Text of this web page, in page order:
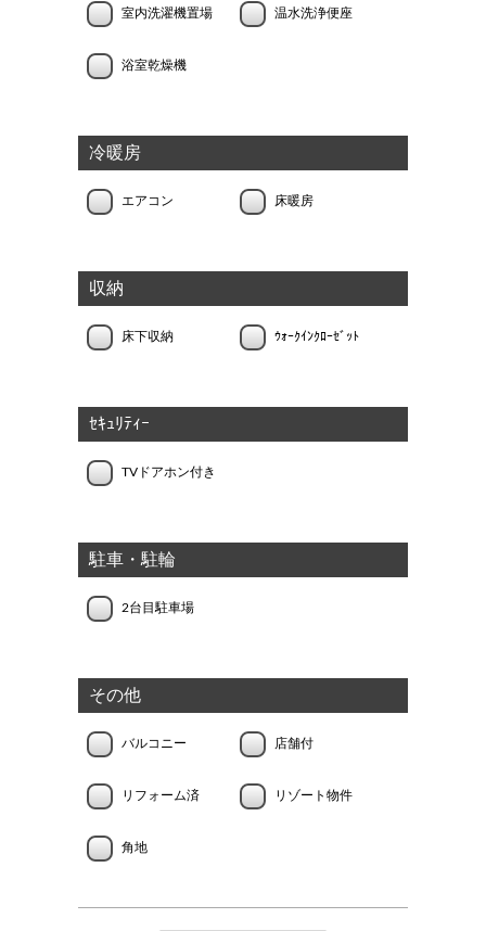
室内洗濯機置場 温水洗浄便座
浴室乾燥機
冷暖房
エアコン 床暖房
収納
床下収納 ｳｫｰｸｲﾝｸﾛｰｾﾞｯﾄ
ｾｷｭﾘﾃｨｰ
TVドアホン付き
駐車・駐輪
2台目駐車場
その他
バルコニー 店舗付
リフォーム済 リゾート物件
角地